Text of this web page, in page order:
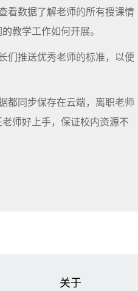
看数据了解老师的所有授课情
教学工作如何开展。
们推送优秀老师的标准，以便
都同步保存在云端，离职老师
师好上手，保证校内资源不
关于